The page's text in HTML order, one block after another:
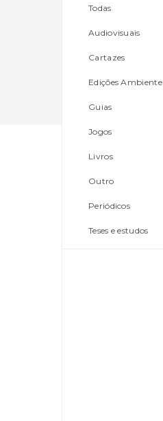
Todas
Audiovisuais
Cartazes
Edições Ambiente
Guias
Jogos
Livros
Outro
Periódicos
Teses e estudos